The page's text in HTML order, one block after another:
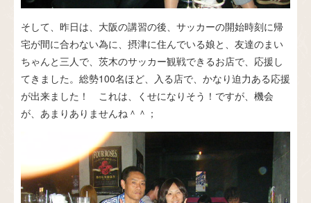
そして、昨日は、大阪の講習の後、サッカーの開始時刻に帰
宅が間に合わない為に、摂津に住んでいる娘と、友達のまい
ちゃんと三人で、茨木のサッカー観戦できるお店で、応援し
てきました。総勢100名ほど、入る店で、かなり迫力ある応援
が出来ました！ これは、くせになりそう！ですが、機会
が、あまりありませんね＾＾；